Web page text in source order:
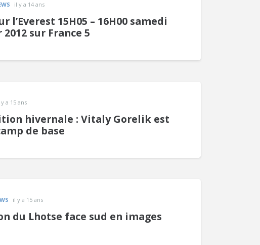
il y a 14 ans
l’Everest 15H05 – 16H00 samedi
2012 sur France 5
a 15 ans
hivernale : Vitaly Gorelik est
de base
il y a 15 ans
du Lhotse face sud en images